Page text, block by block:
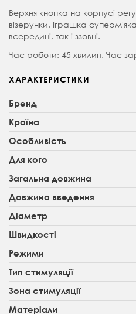
Верхня кнопка на корпусі
візерунки. Іграшка
всередині, так і ззовні.
Час роботи: 45 хвилин. Час
ХАРАКТЕРИСТИКИ
Бренд
Країна
Особливість
Для кого
Загальна довжина
Довжина введення
Діаметр
Швидкості
Режими
Тип стимуляції
Зона стимуляції
Матеріали